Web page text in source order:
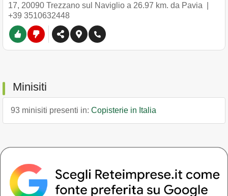
17, 20090 Trezzano sul Naviglio a 26.97 km. da Pavia |
+39 3510632448
Minisiti
93 minisiti presenti in: Copisterie in Italia